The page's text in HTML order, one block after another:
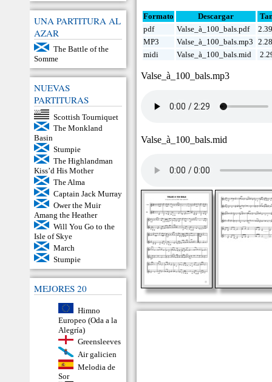
UNA PARTITURA AL
AZAR
The Battle of the
Somme
NUEVAS
PARTITURAS
Scottish Tourniquet
The Monkland
Basin
Stumpie
The Highlandman
Kiss’d His Mother
The Alma
Captain Jack Murray
Ower the Muir
Amang the Heather
Will You Go to the
Isle of Skye
March
Stumpie
MEJORES 20
Himno
Europeo (Oda a la
Alegría)
Greensleeves
Air galicien
Melodia de
Sor
Formato Descargar
pdf
Valse_à_100_bals.pdf
MP3
Valse_à_100_bals.mp3
midi
Valse_à_100_bals.mid
Valse_à_100_bals.mp3
Valse_à_100_bals.mid